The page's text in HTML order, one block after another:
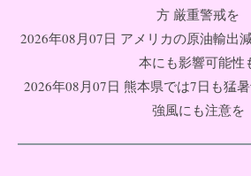
方 厳重警戒を
2026年08月07日 アメリカの原油輸出
本にも影響可能性
2026年08月07日 熊本県では7日も猛
強風にも注意を